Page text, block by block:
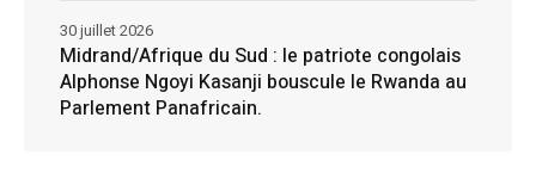
Midrand/Afrique du Sud : le patriote congolais
Alphonse Ngoyi Kasanji bouscule le Rwanda au
Parlement Panafricain.
30 juillet 2026